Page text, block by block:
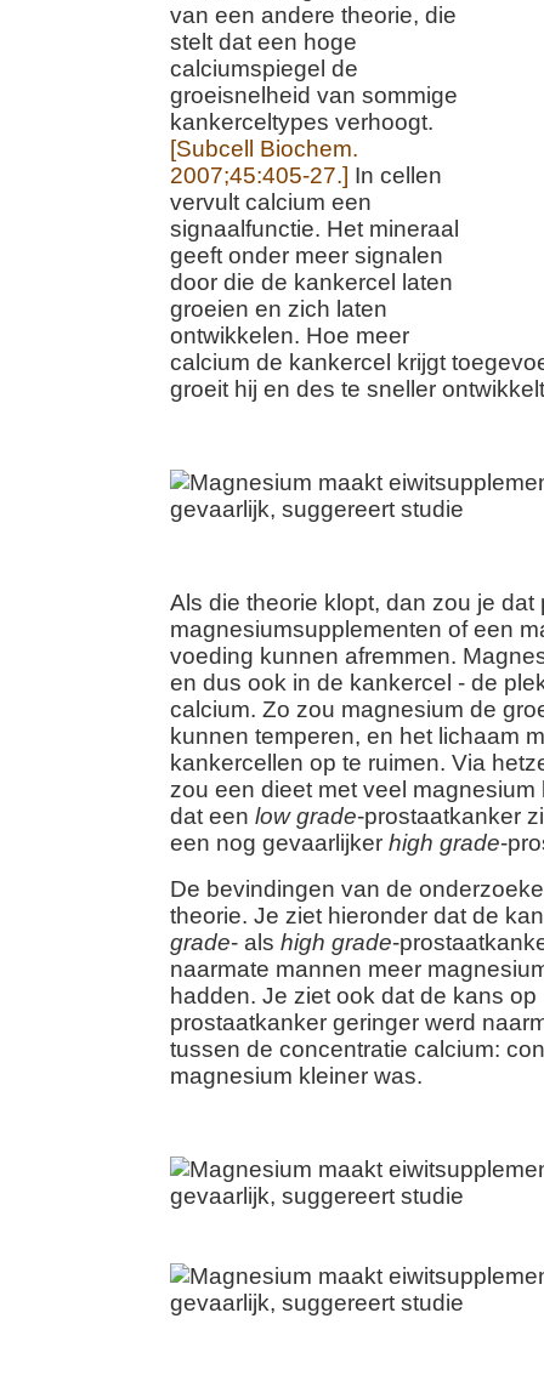
van een andere theorie, die
stelt dat een hoge
calciumspiegel de
groeisnelheid van sommige
kankerceltypes verhoogt.
[Subcell Biochem.
2007;45:405-27.] In cellen
vervult calcium een
signaalfunctie. Het mineraal
geeft onder meer signalen
door die de kankercel laten
groeien en zich laten
ontwikkelen. Hoe meer
calcium de kankercel krijgt
groeit hij en des te sneller
Als die theorie klopt, dan zou je dat
magnesiumsupplementen of een
voeding kunnen afremmen.
en dus ook in de kankercel - de
calcium. Zo zou magnesium de
kunnen temperen, en het lichaam
kankercellen op te ruimen. Via
zou een dieet met veel
dat een low grade-prostaatkanker
een nog gevaarlijker high grade-
De bevindingen van de
theorie. Je ziet hieronder dat de
grade- als high grade-
naarmate mannen meer
hadden. Je ziet ook dat de kans
prostaatkanker geringer werd
tussen de concentratie calcium:
magnesium kleiner was.